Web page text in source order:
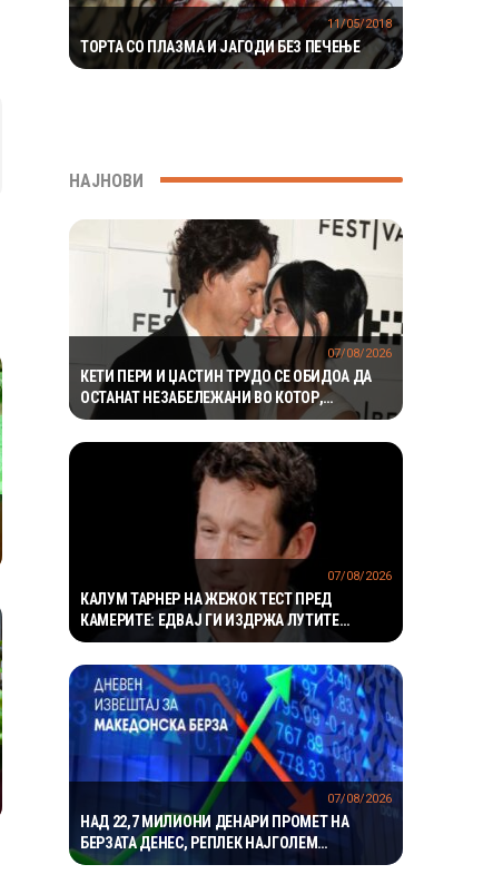
ТОРТА СО ПЛАЗМА И ЈАГОДИ БЕЗ ПЕЧЕЊЕ
11/05/2018
НАЈНОВИ
КЕТИ ПЕРИ И ЏАСТИН ТРУДО СЕ ОБИДОА ДА
ОСТАНАТ НЕЗАБЕЛЕЖАНИ ВО КОТОР,
МЕШТАНИТЕ СО ДУХОВИТИ РЕАКЦИИ: „НИКОЈ
НЕ БИ ГИ ПРЕПОЗНАЛ“
07/08/2026
КАЛУМ ТАРНЕР НА ЖЕЖОК ТЕСТ ПРЕД
КАМЕРИТЕ: ЕДВАЈ ГИ ИЗДРЖА ЛУТИТЕ
КРИЛЦА – „УСТАТА МИ ГОРИ“
07/08/2026
НАД 22,7 МИЛИОНИ ДЕНАРИ ПРОМЕТ НА
БЕРЗАТА ДЕНЕС, РЕПЛЕК НАЈГОЛЕМ
ДОБИТНИК
07/08/2026